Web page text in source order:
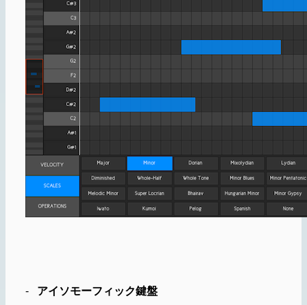
⁃ アイソモーフィック鍵盤